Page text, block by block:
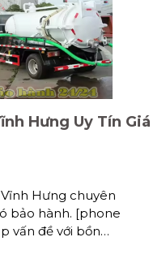
Hưng Uy Tín Giá
Hưng chuyên
bảo hành. [phone
vấn đề với bồn…